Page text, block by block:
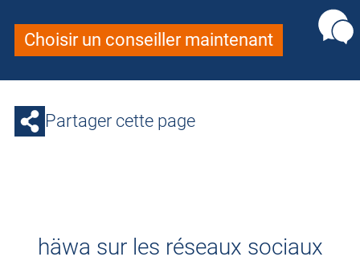
Choisir un conseiller maintenant
Partager cette page
häwa sur les réseaux sociaux